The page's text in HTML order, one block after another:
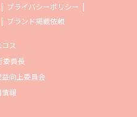
プライバシーポリシー
ブランド掲載依頼
ス
委員長
向上委員会
情報